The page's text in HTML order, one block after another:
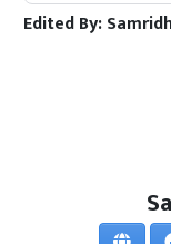
Edited By: